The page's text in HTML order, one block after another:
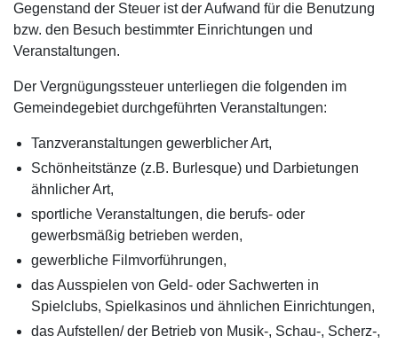
Gegenstand der Steuer ist der Aufwand für die Benutzung
bzw. den Besuch bestimmter Einrichtungen und
Veranstaltungen.
Der Vergnügungssteuer unterliegen die folgenden im
Gemeindegebiet durchgeführten Veranstaltungen:
Tanzveranstaltungen gewerblicher Art,
Schönheitstänze (z.B. Burlesque) und Darbietungen
ähnlicher Art,
sportliche Veranstaltungen, die berufs- oder
gewerbsmäßig betrieben werden,
gewerbliche Filmvorführungen,
das Ausspielen von Geld- oder Sachwerten in
Spielclubs, Spielkasinos und ähnlichen Einrichtungen,
das Aufstellen/ der Betrieb von Musik-, Schau-, Scherz-,